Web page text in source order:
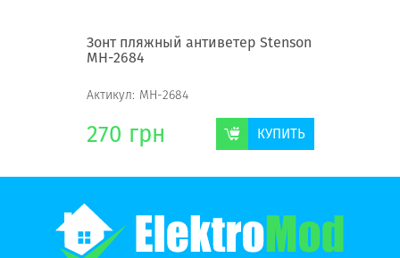
Зонт пляжный антиветер Stenson
МН-2684
Актикул: МН-2684
270 грн КУПИТЬ